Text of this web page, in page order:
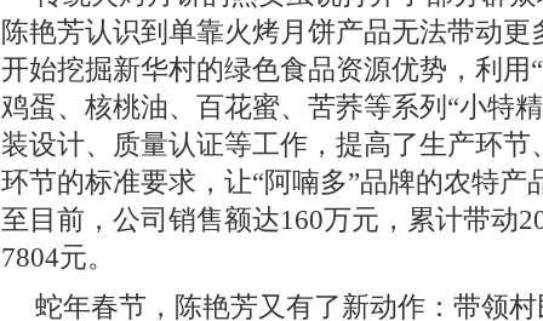
陈艳芳认识到单靠火烤月饼产品无法带动
开始挖掘新华村的绿色食品资源优势，利用
鸡蛋、核桃油、百花蜜、苦荞等系列“小特
装设计、质量认证等工作，提高了生产环
环节的标准要求，让“阿喃多”品牌的农特产
至目前，公司销售额达160万元，累计带动
7804元。
蛇年春节，陈艳芳又有了新动作：带领